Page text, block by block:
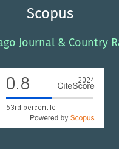
Scopus